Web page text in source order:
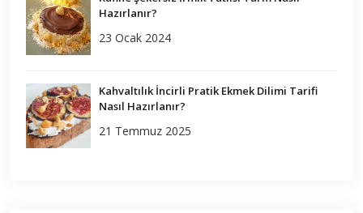
Hazırlanır?
23 Ocak 2024
Kahvaltılık İncirli Pratik Ekmek Dilimi Tarifi
Nasıl Hazırlanır?
21 Temmuz 2025